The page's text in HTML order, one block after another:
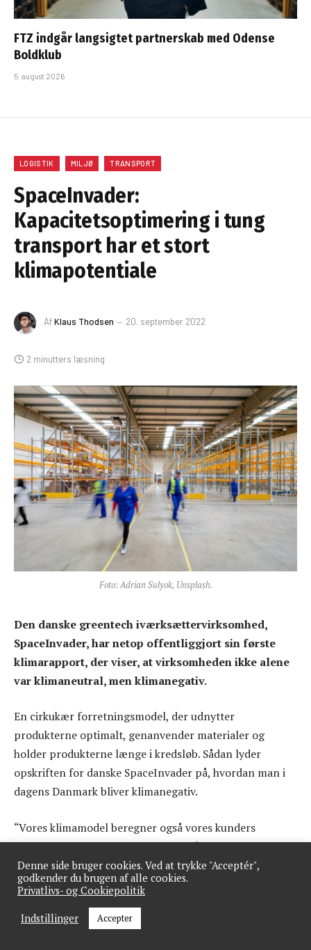
FTZ indgår langsigtet partnerskab med Odense
Boldklub
5. august 2026
LOGISTIK MILJØ TRANSPORT
SpaceInvader:
Kapacitetsoptimering i tung
transport har et stort
klimapotentiale
AfKlaus Thodsen 20. september 2022
2 minutters læsning
Foto: Adrian Sulyok, Unsplash.
Den danske greentech iværksættervirksomhed,
SpaceInvader, har netop offentliggjort sin første
klimarapport, der viser, at virksomheden ikke alene
var klimaneutral, men klimanegativ.
En cirkukær forretningsmodel, der udnytter
produkterne optimalt, genanvender materialer og
holder produkterne længe i kredsløb. Sådan lyder
opskriften for danske SpaceInvader på, hvordan man i
dagens Danmark bliver klimanegativ.
“Vores klimamodel beregner også vores kunders
reducerede klimaaftryk, som de opnår gennem færre
kørsler. Også kaldet ’undgået CO2´. Jo flere pallepladser
vores system frigiver hos vores kunder, jo mere CO2
der i følge egne tal i 2021 sparede sine kunder for 6.645
Denne side bruger cookies. Ved at trykke "Acceptér",
godkender du brugen af alle cookies.
Privatlivs- og Cookiepolitik
Indstillinger Accepter